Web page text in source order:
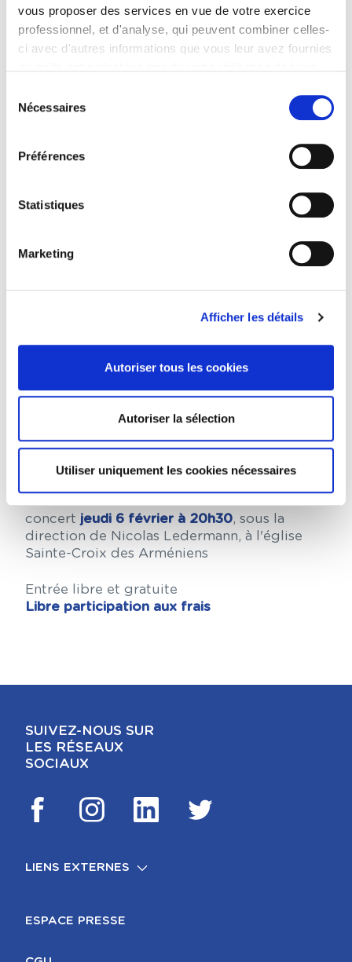
vous proposer des services en vue de votre exercice
professionnel, et d'analyse, qui peuvent combiner celles-
ci avec d'autres informations que vous leur avez fournies
continuez à utiliser notre site Web.
Pour en savoir plus sur notre politique de traitement,
Nécessaires
Préférences
Statistiques
Marketing
Afficher les détails
Autoriser tous les cookies
Autoriser la sélection
Utiliser uniquement les cookies nécessaires
concert jeudi 6 février à 20h30, sous la
direction de Nicolas Ledermann, à l'église
Sainte-Croix des Arméniens
Entrée libre et gratuite
Libre participation aux frais
SUIVEZ-NOUS SUR
LES RÉSEAUX
SOCIAUX
LIENS EXTERNES
ESPACE PRESSE